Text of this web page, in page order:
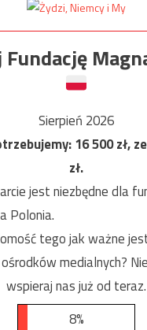
Sierpień 2026
16 500zł,
zł.
jest niezbędne dla
Polonia.
tego jak ważne
medialnych?
wspieraj nas już od teraz.
8%